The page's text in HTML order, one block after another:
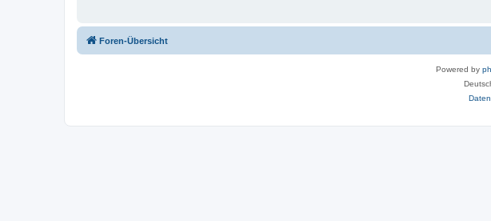
Foren-Übersicht
Powered by